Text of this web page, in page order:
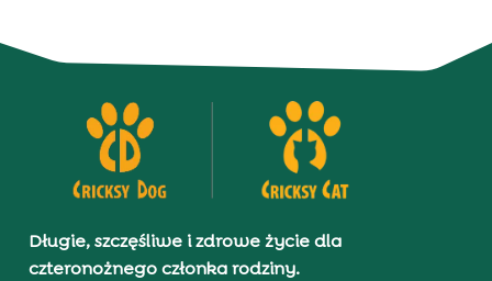
Długie, szczęśliwe i zdrowe życie dla
czteronożnego członka rodziny.